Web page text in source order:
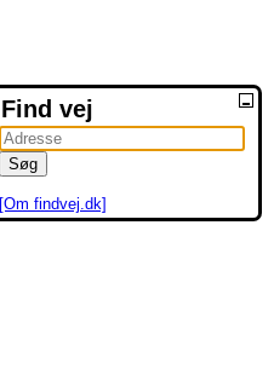
Find vej
[Om findvej.dk]